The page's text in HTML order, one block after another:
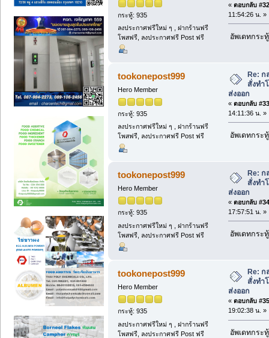
กระทู้: 935
ลงประกาศฟรีใหม่ ๆ , ฝากร้านฟรี
โพสฟรี, ลงประกาศฟรี Post ฟรี
« ตอบกลับ
11:54:26 น. »
อัพเดทกระทู้
tookonepost999
Hero Member
กระทู้: 935
ลงประกาศฟรีใหม่ ๆ , ฝากร้านฟรี
โพสฟรี, ลงประกาศฟรี Post ฟรี
Re: ก
สั่งทำ
ส่งออก
« ตอบกลับ
14:11:36 น. »
อัพเดทกระทู้
tookonepost999
Hero Member
กระทู้: 935
ลงประกาศฟรีใหม่ ๆ , ฝากร้านฟรี
โพสฟรี, ลงประกาศฟรี Post ฟรี
Re:
สั่งทำ
ส่งออก
« ตอบกลับ
17:57:51 น. »
อัพเดทกระทู้
tookonepost999
Hero Member
กระทู้: 935
ลงประกาศฟรีใหม่ ๆ , ฝากร้านฟรี
โพสฟรี, ลงประกาศฟรี Post ฟรี
Re:
สั่งทำ
ส่งออก
« ตอบกลับ
19:02:38 น. »
อัพเดทกระทู้